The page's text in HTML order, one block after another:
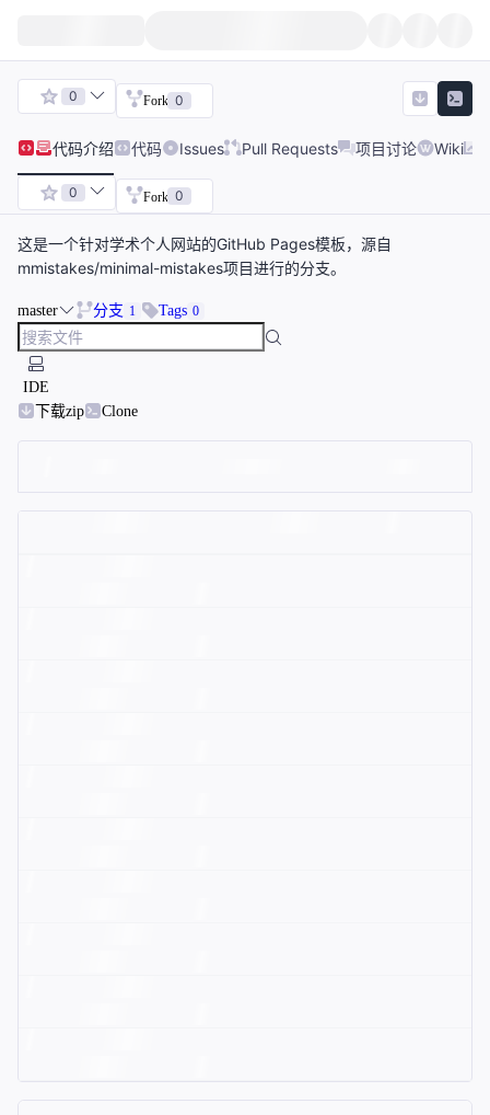
0 Fork 0
代码介绍 代码 Issues Pull Requests 项目讨论 Wiki
0 Fork 0
这是一个针对学术个人网站的GitHub Pages模板，源自
mmistakes/minimal-mistakes项目进行的分支。
master 分支 1 Tags 0
IDE
下载zip
Clone